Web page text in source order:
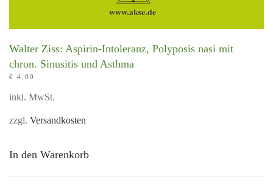
Walter Ziss: Aspirin-Intoleranz, Polyposis nasi mit
chron. Sinusitis und Asthma
€ 4,00
inkl. MwSt.
zzgl. Versandkosten
In den Warenkorb